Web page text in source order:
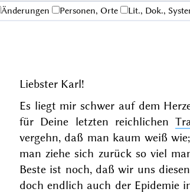
Änderungen Personen, Orte Lit., Dok.,
Liebster Karl!
Es liegt mir schwer auf dem
für Deine letzten reichlichen
vergehn, daß man kaum weiß
man ziehe sich zurück so viel
Beste ist noch, daß wir uns
doch endlich auch der Epidemie